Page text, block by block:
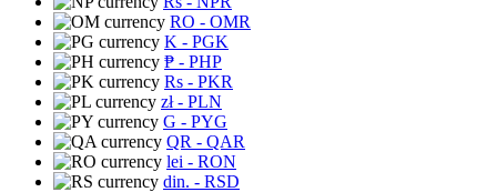
RO - OMR
K - PGK
₱ - PHP
Rs - PKR
zł- PLN
G - PYG
QR - QAR
lei - RON
din. - RSD